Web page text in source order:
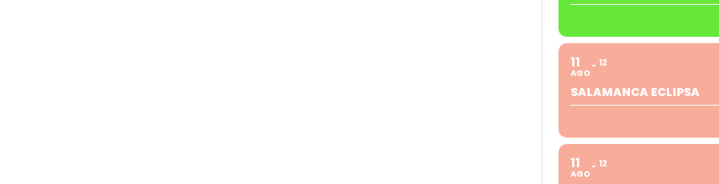
11
AGO
12
SALAMANCA ECLIPSA
11
AGO
12